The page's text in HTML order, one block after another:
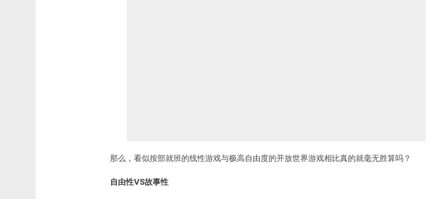
那么，看似按部就班的线性游戏与极高自由度的开放世界游戏相比真的就毫无胜算吗？
自由性VS故事性